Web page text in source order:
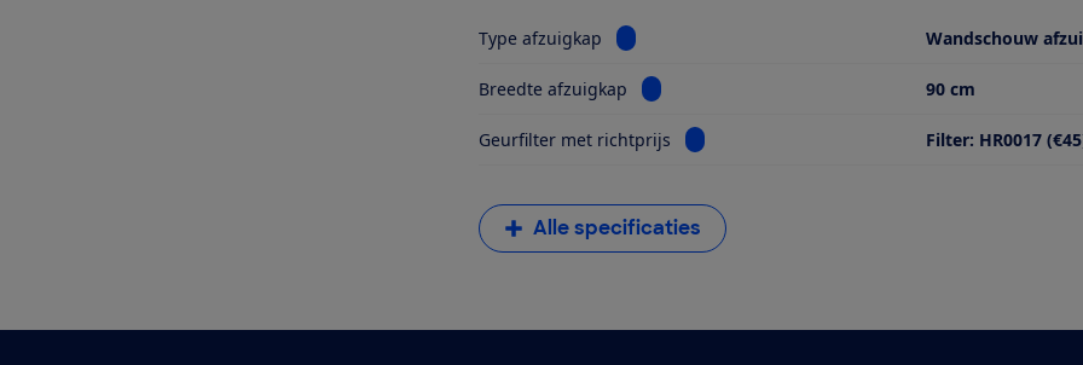
Type afzuigkap Bekijk informatie voor Type afzuigkap Wandschouw
Breedte afzuigkap Bekijk informatie voor Breedte afzuigkap
90 cm
Geurfilter met richtprijs Bekijk informatie voor Geurfilter met richtprijs
Filter: HR0017
Alle specificaties